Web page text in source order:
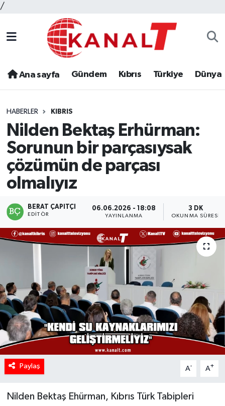
/
Ana sayfa Gündem Kıbrıs Türkiye Dünya
HABERLER KIBRIS
Nilden Bektaş Erhürman:
Sorunun bir parçasıysak
çözümün de parçası
olmalıyız
BERAT ÇAPITÇI
EDITÖR
06.06.2026 - 18:08
YAYINLANMA
3 DK
OKUNMA SÜRESI
Paylaş A- A+
Nilden Bektaş Ehürman, Kıbrıs Türk Tabipleri